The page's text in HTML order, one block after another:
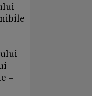
–